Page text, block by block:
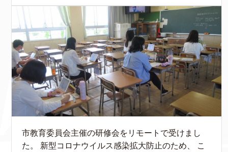
市教育委員会主催の研修会をリモートで受けまし
た。 新型コロナウイルス感染拡大防止のため、 こ